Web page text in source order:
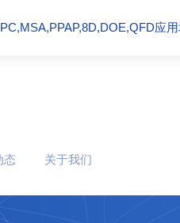
应用
态 关于我们